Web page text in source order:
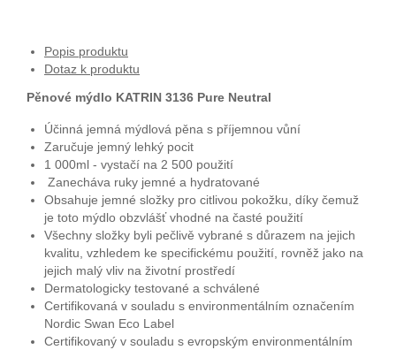
Popis produktu
Dotaz k produktu
Pěnové mýdlo KATRIN 3136 Pure Neutral
Účinná jemná mýdlová pěna s příjemnou vůní
Zaručuje jemný lehký pocit
1 000ml - vystačí na 2 500 použití
Zanecháva ruky jemné a hydratované
Obsahuje jemné složky pro citlivou pokožku, díky čemuž
je toto mýdlo obzvlášť vhodné na časté použití
Všechny složky byli pečlivě vybrané s důrazem na jejich
kvalitu, vzhledem ke specifickému použití, rovněž jako na
jejich malý vliv na životní prostředí
Dermatologicky testované a schválené
Certifikovaná v souladu s environmentálním označením
Nordic Swan Eco Label
Certifikovaný v souladu s evropským environmentálním